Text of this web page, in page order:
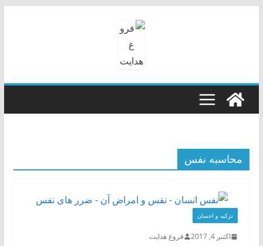
محاسبه نفس
تزکیه و احسان
اکتبر 4, 2017 فروغ هدایت